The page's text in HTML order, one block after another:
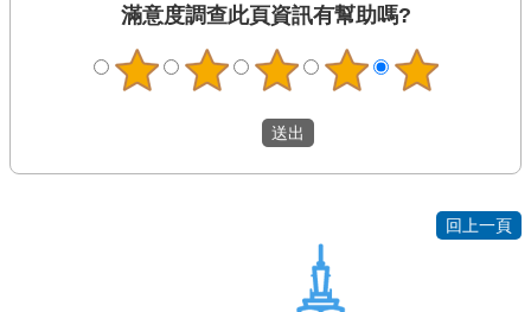
滿意度調查此頁資訊有幫助嗎?
回上一頁